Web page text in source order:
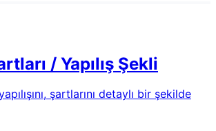
/ Yapılış Şekli
şartlarını detaylı bir şekilde